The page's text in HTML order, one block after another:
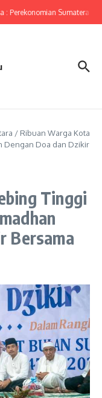
: Perekonomian Sumatera
/ Ribuan Warga Kota
Dengan Doa dan Dzikir
Tinggi
Bersama